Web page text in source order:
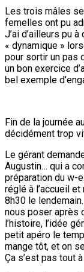
Les trois mâles
femelles ont pu
J’ai d’ailleurs pu
« dynamique »
pour sortir un pas
un bon exercice
bel exemple
Fin de la journée
décidément trop
Le gérant
Augustin… qui a
préparation du w-
réglé à l’accueil
8h30 le
nous poser après
l’histoire, l’idée
petit apéro le
mange tôt, et on
Ça s’est pas tout